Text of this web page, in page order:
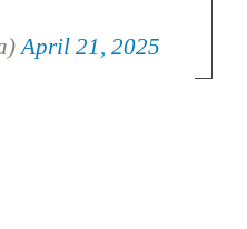
April 21, 2025